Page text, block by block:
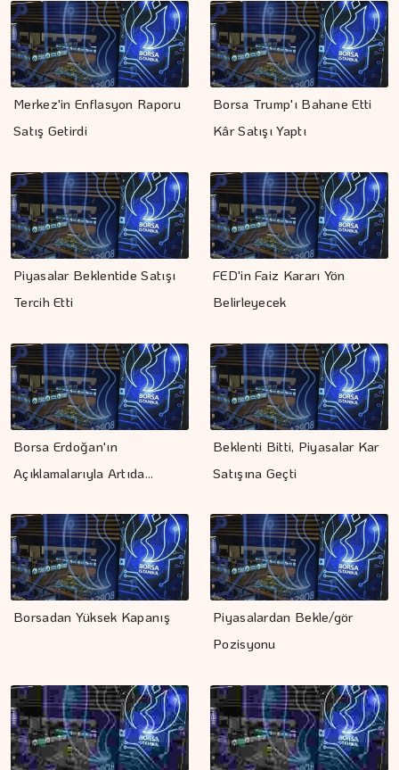
Merkez'in Enflasyon Raporu
Satış Getirdi
Borsa Trump'ı Bahane Etti
Kâr Satışı Yaptı
Piyasalar Beklentide Satışı
Tercih Etti
FED'in Faiz Kararı Yön
Belirleyecek
Borsa Erdoğan'ın
Açıklamalarıyla Artıda…
Beklenti Bitti, Piyasalar Kar
Satışına Geçti
Borsadan Yüksek Kapanış
Piyasalardan Bekle/gör
Pozisyonu